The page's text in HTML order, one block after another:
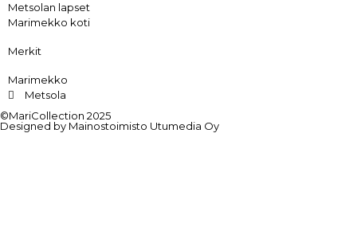
Metsolan lapset
Marimekko koti
Merkit
Marimekko
Metsola
©MariCollection 2025
Designed by Mainostoimisto Utumedia Oy